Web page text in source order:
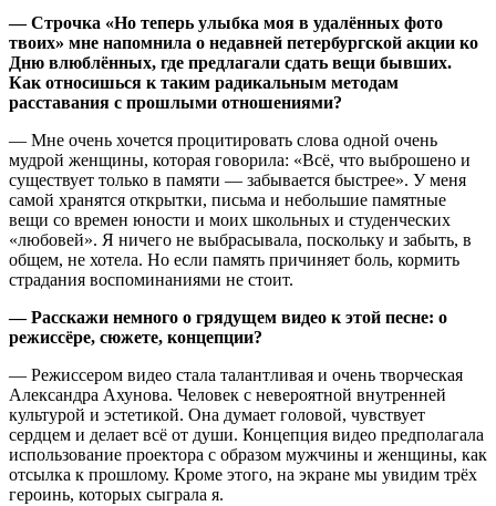
— Строчка «Но теперь улыбка моя в удалённых фото
твоих» мне напомнила о недавней петербургской акции ко
Дню влюблённых, где предлагали сдать вещи бывших.
Как относишься к таким радикальным методам
расставания с прошлыми отношениями?
— Мне очень хочется процитировать слова одной очень
мудрой женщины, которая говорила: «Всё, что выброшено и
существует только в памяти — забывается быстрее». У меня
самой хранятся открытки, письма и небольшие памятные
вещи со времен юности и моих школьных и студенческих
«любовей». Я ничего не выбрасывала, поскольку и забыть, в
общем, не хотела. Но если память причиняет боль, кормить
страдания воспоминаниями не стоит.
— Расскажи немного о грядущем видео к этой песне: о
режиссёре, сюжете, концепции?
— Режиссером видео стала талантливая и очень творческая
Александра Ахунова. Человек с невероятной внутренней
культурой и эстетикой. Она думает головой, чувствует
сердцем и делает всё от души. Концепция видео предполагала
использование проектора с образом мужчины и женщины, как
отсылка к прошлому. Кроме этого, на экране мы увидим трёх
героинь, которых сыграла я.